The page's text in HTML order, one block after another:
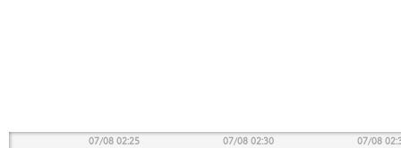
07/08 02:25 07/08 02:30 07/08